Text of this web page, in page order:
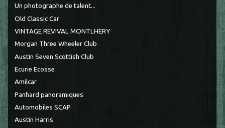
Un photographe de talent...
Old Classic Car
VINTAGE REVIVAL MONTLHERY
Morgan Three Wheeler Club
Austin Seven Scottish Club
Ecurie Ecosse
Amilcar
Panhard panoramiques
Automobiles SCAP
Austin Harris